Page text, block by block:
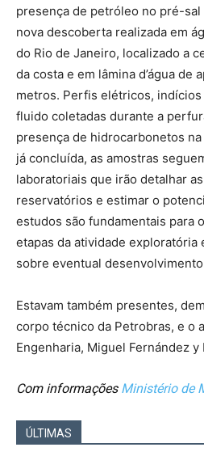
presença de petróleo no pré-sal
nova descoberta realizada em
do Rio de Janeiro, localizado a
da costa e em lâmina d’água de
metros. Perfis elétricos, indícios
fluido coletadas durante a
presença de hidrocarbonetos
já concluída, as amostras
laboratoriais que irão detalhar
reservatórios e estimar o
estudos são fundamentais para
etapas da atividade exploratória
sobre eventual
Estavam também presentes,
corpo técnico da Petrobras, e o
Engenharia, Miguel Fernández y
Com informações Ministério de
ÚLTIMAS